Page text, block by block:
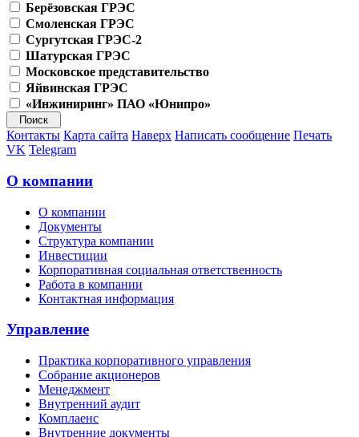
Берёзовская ГРЭС
Смоленская ГРЭС
Сургутская ГРЭС-2
Шатурская ГРЭС
Московское представительство
Яйвинская ГРЭС
«Инжиниринг» ПАО «Юнипро»
Контакты Карта сайта Наверх Написать сообщение Печать
VK Telegram
О компании
О компании
Документы
Структура компании
Инвестиции
Корпоративная социальная ответственность
Работа в компании
Контактная информация
Управление
Практика корпоративного управления
Собрание акционеров
Менеджмент
Внутренний аудит
Комплаенс
Внутренние документы